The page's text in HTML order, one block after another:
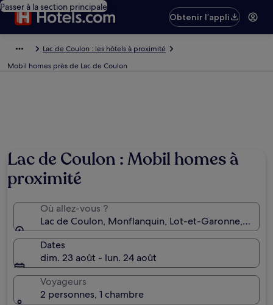
Passer à la section principale
Obtenir l’appli
Lac de Coulon : les hôtels à proximité
Mobil homes près de Lac de Coulon
Lac de Coulon : Mobil homes à
proximité
Où allez-vous ?
Lac de Coulon, Monflanquin, Lot-et-Garonne,
Dates
dim. 23 août - lun. 24 août
Voyageurs
2 personnes, 1 chambre